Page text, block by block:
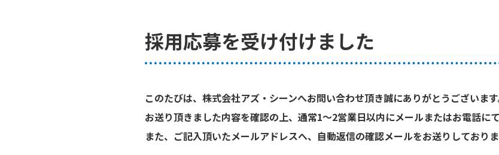
採用応募を受け付けました
このたびは、株式会社アズ・シーンへお問い合わせ頂き誠にありがとうございます
お送り頂きました内容を確認の上、通常1～2営業日以内にメールまたはお電話に
また、ご記入頂いたメールアドレスへ、自動返信の確認メールをお送りしておりま